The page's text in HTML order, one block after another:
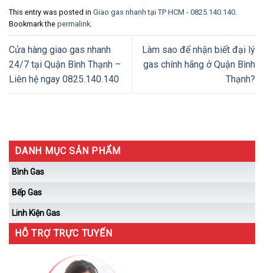
This entry was posted in Giao gas nhanh tại TP HCM - 0825.140.140.
Bookmark the permalink.
Cửa hàng giao gas nhanh
24/7 tại Quận Bình Thạnh –
Liên hệ ngay 0825.140.140
Làm sao để nhận biết đại lý
gas chính hãng ở Quận Bình
Thạnh?
DANH MỤC SẢN PHẨM
Bình Gas
Bếp Gas
Linh Kiện Gas
HỖ TRỢ TRỰC TUYẾN